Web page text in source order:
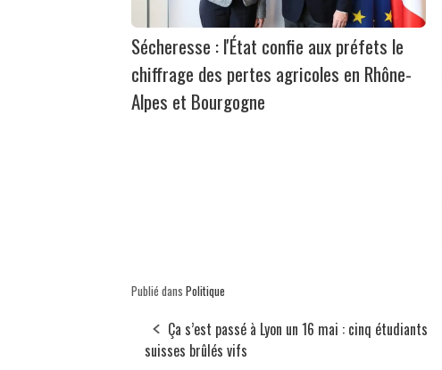
Sécheresse : l'État confie aux préfets le
chiffrage des pertes agricoles en Rhône-
Alpes et Bourgogne
Publié dans Politique
Ça s’est passé à Lyon un 16 mai : cinq étudiants
suisses brûlés vifs